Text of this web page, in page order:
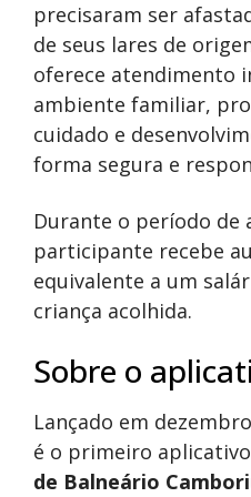
precisaram ser
de seus lares de
oferece atendimento
ambiente familiar,
cuidado e
forma segura e
Durante o período de
participante recebe
equivalente a um
criança acolhida.
Sobre o
Lançado em
é o primeiro
de Balneário